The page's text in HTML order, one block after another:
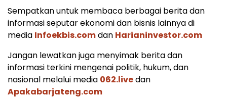
Sempatkan untuk membaca berbagai berita dan
informasi seputar ekonomi dan bisnis lainnya di
media Infoekbis.comdan Harianinvestor.com
Jangan lewatkan juga menyimak berita dan
informasi terkini mengenai politik, hukum, dan
nasional melalui media 062.livedan
Apakabarjateng.com